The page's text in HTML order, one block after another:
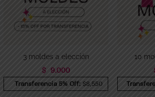
3 moldes a elección
$ 9.000
Transferencia 5% Off: $8,550
10